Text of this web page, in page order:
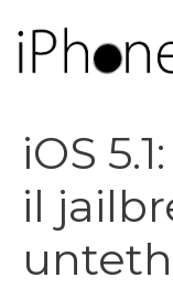
contenuto
iOS
il